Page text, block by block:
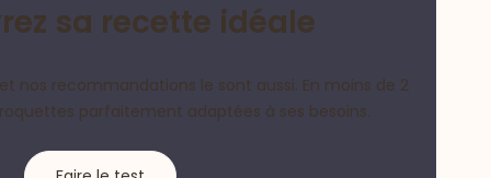
sa recette idéale
nos recommandations le sont aussi. En moins de 2
parfaitement adaptées à ses besoins.